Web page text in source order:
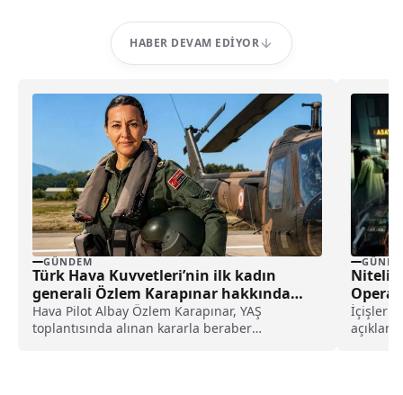
HABER DEVAM EDIYOR
GÜNDEM
Türk Hava Kuvvetleri’nin ilk kadın
generali Özlem Karapınar hakkında
dikkat çeken detay ortaya çıktı
Hava Pilot Albay Özlem Karapınar, YAŞ
toplantısında alınan kararla beraber
İçişleri